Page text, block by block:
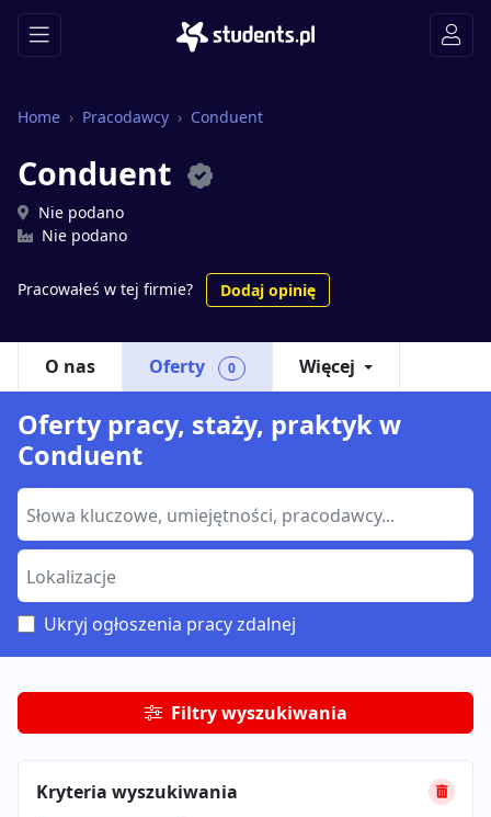
Home Pracodawcy Conduent
Conduent
Nie podano
Nie podano
Pracowałeś w tej firmie? Dodaj opinię
O nas Oferty 0 Więcej
Oferty pracy, staży, praktyk w
Conduent
Ukryj ogłoszenia pracy zdalnej
Filtry wyszukiwania
Kryteria wyszukiwania